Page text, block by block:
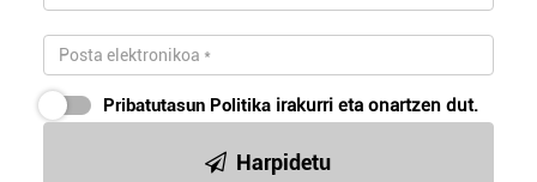
Pribatutasun Politika irakurri eta onartzen dut.
Harpidetu